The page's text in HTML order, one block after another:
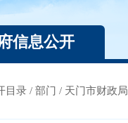
信息公开
目录 / 部门 / 天门市财政局